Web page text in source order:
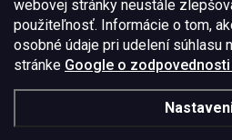
webovej stránky neustále
použiteľnosť. Informácie o tom,
osobné údaje pri udelení súhlasu
stránke Google o
Nakupujte na
Vďaka
dáta v úplnom
© Copyright2026
Gajova 4,